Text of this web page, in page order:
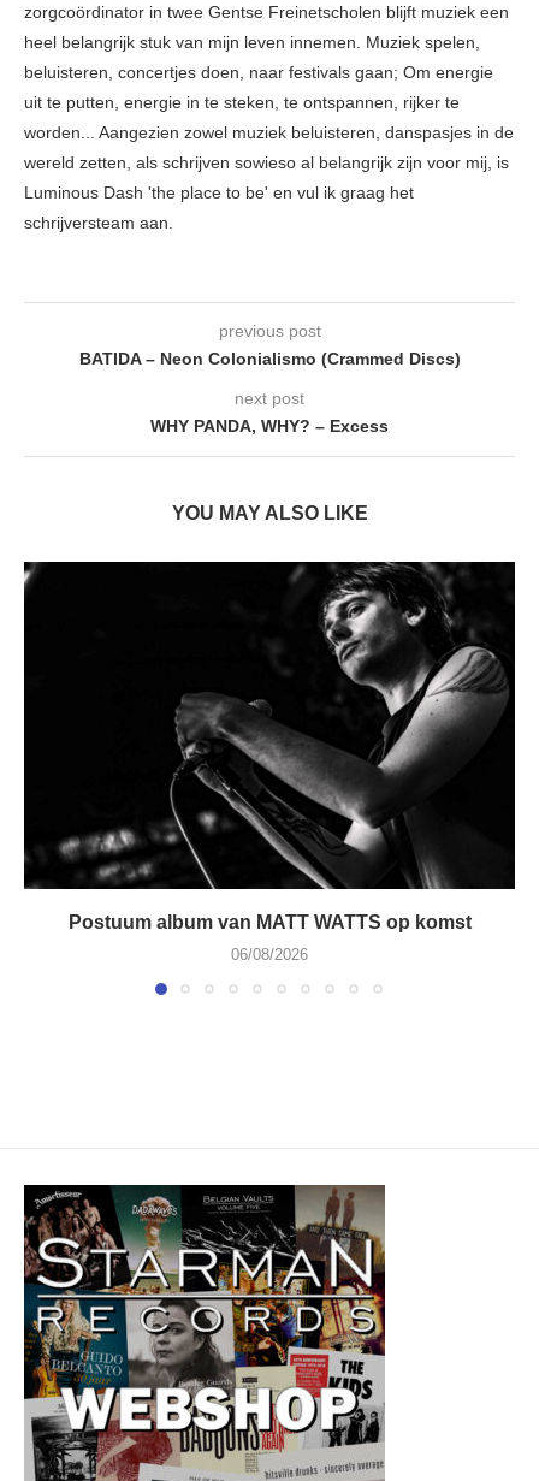
zorgcoördinator in twee Gentse Freinetscholen blijft muziek een
heel belangrijk stuk van mijn leven innemen. Muziek spelen,
beluisteren, concertjes doen, naar festivals gaan; Om energie
uit te putten, energie in te steken, te ontspannen, rijker te
worden... Aangezien zowel muziek beluisteren, danspasjes in de
wereld zetten, als schrijven sowieso al belangrijk zijn voor mij, is
Luminous Dash 'the place to be' en vul ik graag het
schrijversteam aan.
previous post
BATIDA – Neon Colonialismo (Crammed Discs)
next post
WHY PANDA, WHY? – Excess
YOU MAY ALSO LIKE
Postuum album van MATT WATTS op komst
06/08/2026